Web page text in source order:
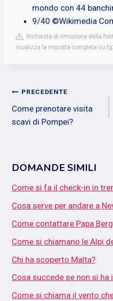
mondo con 44
9/40 ©Wikimedia
Richiesta di rimozione della
isualizza la risposta completa su
Navigazione
articoli
PRECEDENTE
Come prenotare visita
scavi di Pompei?
DOMANDE SIMILI
Come si fa il check-in in
Cosa serve per andare a
Come contattare Papa
Come si chiamano le Alpi
Chi ha scoperto Malta?
Cosa succede se non si ha
Come si chiama il vento